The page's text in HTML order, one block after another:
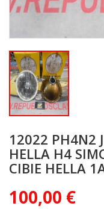
12022 PH4N2
HELLA H4
CIBIE HELLA
100,00 €